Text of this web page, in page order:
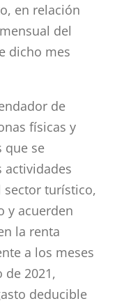
en relación
del
dicho mes
de
físicas y
que se
actividades
sector turístico,
y acuerden
la renta
a los meses
de 2021,
deducible